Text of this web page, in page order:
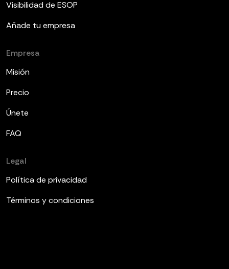
Visibilidad de ESOP
Añade tu empresa
Empresa
Misión
Precio
Únete
FAQ
Legal
Política de privacidad
Términos y condiciones